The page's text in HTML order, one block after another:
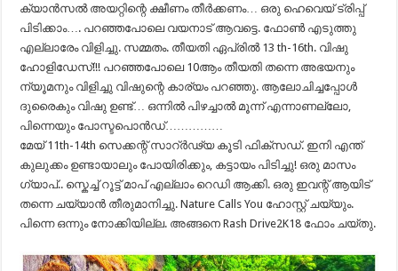
ക്യാൻസൽ അയറ്റിന്റെ ക്ഷീണം തീർക്കണം… ഒരു ഹെവെയ് ട്രിപ്പ്
പിടിക്കാം…. പറഞ്ഞപോലെ വയനാട് ആവട്ടെ. ഫോൺ എടുത്തു
എല്ലാരേം വിളിച്ചു. സമ്മതം. തീയതി ഏപ്രിൽ 13 th-16th. വിഷു
ഹോളിഡേസ്!!! പറഞ്ഞപോലെ 10ആം തീയതി തന്നെ അഭയനും
ന്യൂമനും വിളിച്ചു വിഷുന്റെ കാര്യം പറഞ്ഞു. ആലോചിച്ചപ്പോൾ
ദുരൈകും വിഷു ഉണ്ട്… ഒന്നിൽ പിഴച്ചാൽ മൂന്ന് എന്നാണല്ലോ,
പിന്നെയും പോസ്ടപൊൻഡ്……………
മേയ് 11th-14th സെക്കന്റ് സാറ്ർഢ്യ കൂടി ഫിക്സഡ്. ഇനി എന്ത്
കുലുക്കം ഉണ്ടായാലും പോയിരിക്കും, കട്ടായം പിടിച്ചു! ഒരു മാസം
ഗ്യാപ്.. സ്കെച്ച് റൂട്ട് മാപ് എല്ലാം റെഡി ആക്കി. ഒരു ഇവന്റ് ആയിട്
തന്നെ ചയ്യാൻ തീരുമാനിച്ചു. Nature Calls You ഹോസ്റ്റ് ചയ്യും.
പിന്നെ ഒന്നും നോക്കിയില്ല. അങ്ങനെ Rash Drive2K18 ഫോം ചയ്തു.